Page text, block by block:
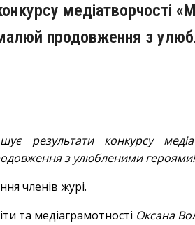
медіатворчості
продовження з
результати конкурсу
з улюбленими
членів журі.
та медіаграмотності Оксана